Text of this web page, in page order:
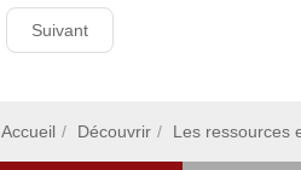
Suivant
Accueil Découvrir Les ressources